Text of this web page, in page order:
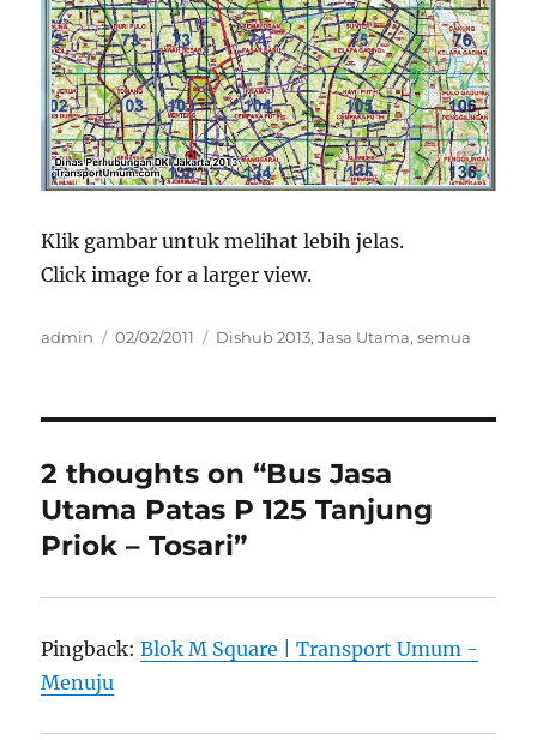
Klik gambar untuk melihat lebih jelas.
Click image for a larger view.
Author
admin
Posted
02/02/2011 Categories
Dishub 2013,Jasa Utama,semua
2 thoughts on “Bus Jasa
Utama Patas P 125 Tanjung
Priok – Tosari”
Pingback:Blok M Square | Transport Umum -
Menuju